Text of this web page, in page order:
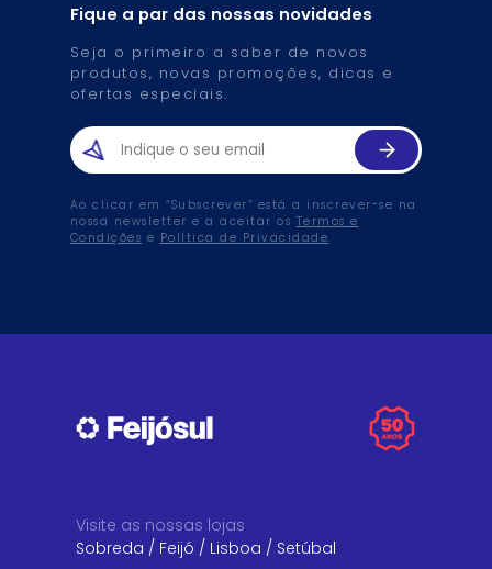
Fique a par das nossas novidades
Seja o primeiro a saber de novos
produtos, novas promoções, dicas e
ofertas especiais.
Ao clicar em “Subscrever” está a inscrever-se na
nossa newsletter e a aceitar os Termos e
Condições e Política de Privacidade.
Visite as nossas lojas
Sobreda / Feijó / Lisboa / Setúbal